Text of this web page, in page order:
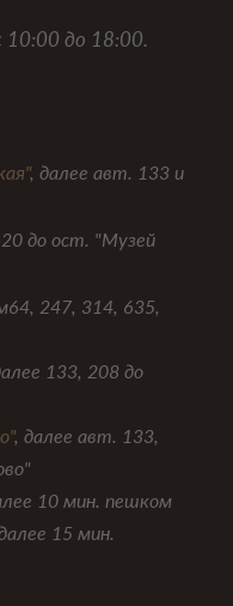
10:00 до 18:00.
, далее авт. 133 и
до ост. "Музей
247, 314, 635,
133, 208 до
, далее авт. 133,
10 мин. пешком
15 мин.